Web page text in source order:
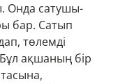
Онда сатушы-
бар. Сатып
төлемді
ақшаның бір